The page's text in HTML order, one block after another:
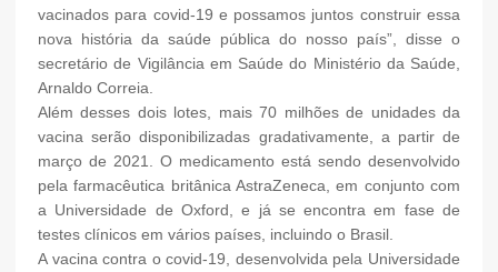
vacinados para covid-19 e possamos juntos construir essa
nova história da saúde pública do nosso país”, disse o
secretário de Vigilância em Saúde do Ministério da Saúde,
Arnaldo Correia.
Além desses dois lotes, mais 70 milhões de unidades da
vacina serão disponibilizadas gradativamente, a partir de
março de 2021. O medicamento está sendo desenvolvido
pela farmacêutica britânica AstraZeneca, em conjunto com
a Universidade de Oxford, e já se encontra em fase de
testes clínicos em vários países, incluindo o Brasil.
A vacina contra o covid-19, desenvolvida pela Universidade